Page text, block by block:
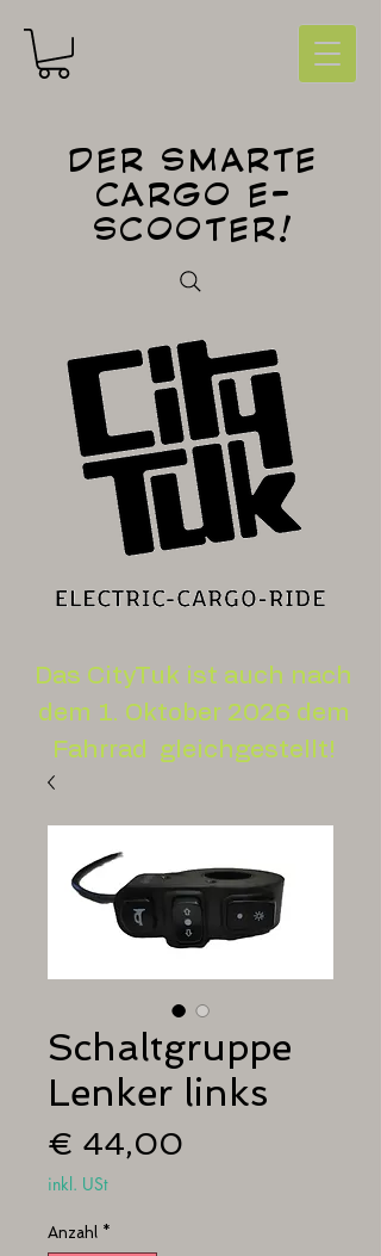
DER SMARTE
CARGO E-
SCOOTER!
Das CityTuk ist auch nach
dem 1. Oktober 2026 dem
Fahrrad gleichgestellt!
Schaltgruppe
Lenker links
€ 44,00
inkl. USt
Anzahl *